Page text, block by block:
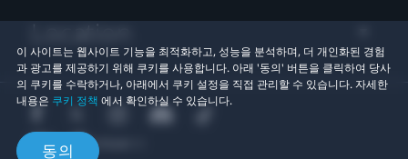
이 사이트는 웹사이트 기능을 최적화하고, 성능을 분석하며, 더 개인화된 경험
과 광고를 제공하기 위해 쿠키를 사용합니다. 아래 '동의' 버튼을 클릭하여 당사
의 쿠키를 수락하거나, 아래에서 쿠키 설정을 직접 관리할 수 있습니다. 자세한
내용은 쿠키 정책 에서 확인하실 수 있습니다.
동의
Location